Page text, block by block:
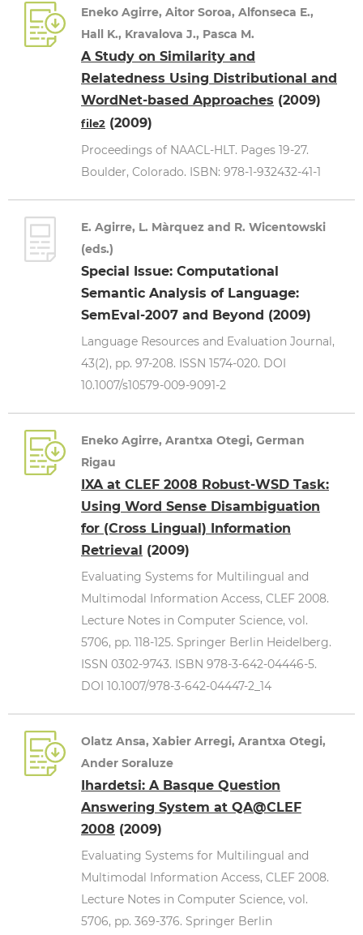
Eneko Agirre, Aitor Soroa, Alfonseca E.,
Hall K., Kravalova J., Pasca M.
A Study on Similarity and
Relatedness Using Distributional and
WordNet-based Approaches (2009)
file2 (2009)
Proceedings of NAACL-HLT. Pages 19-27.
Boulder, Colorado. ISBN: 978-1-932432-41-1
E. Agirre, L. Màrquez and R. Wicentowski
(eds.)
Special Issue: Computational
Semantic Analysis of Language:
SemEval-2007 and Beyond (2009)
Language Resources and Evaluation Journal,
43(2), pp. 97-208. ISSN 1574-020. DOI
10.1007/s10579-009-9091-2
Eneko Agirre, Arantxa Otegi, German
Rigau
IXA at CLEF 2008 Robust-WSD Task:
Using Word Sense Disambiguation
for (Cross Lingual) Information
Retrieval (2009)
Evaluating Systems for Multilingual and
Multimodal Information Access, CLEF 2008.
Lecture Notes in Computer Science, vol.
5706, pp. 118-125. Springer Berlin Heidelberg.
ISSN 0302-9743. ISBN 978-3-642-04446-5.
DOI 10.1007/978-3-642-04447-2_14
Olatz Ansa, Xabier Arregi, Arantxa Otegi,
Ander Soraluze
Ihardetsi: A Basque Question
Answering System at QA@CLEF
2008 (2009)
Evaluating Systems for Multilingual and
Multimodal Information Access, CLEF 2008.
Lecture Notes in Computer Science, vol.
5706, pp. 369-376. Springer Berlin